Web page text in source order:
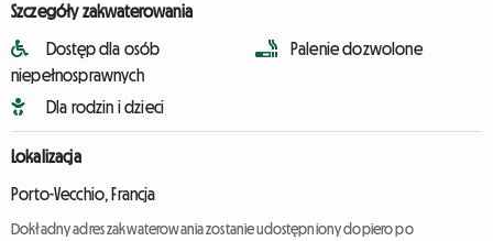
Szczegóły zakwaterowania
Dostęp dla osób
niepełnosprawnych
Dla rodzin i dzieci
Palenie dozwolone
Lokalizacja
Porto-Vecchio, Francja
Dokładny adres zakwaterowania zostanie udostępniony dopiero po